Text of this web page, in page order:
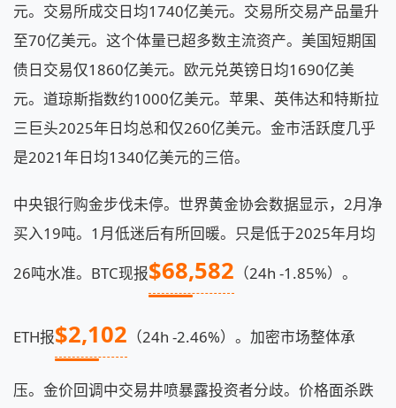
元。交易所成交日均1740亿美元。交易所交易产品量升
至70亿美元。这个体量已超多数主流资产。美国短期国
债日交易仅1860亿美元。欧元兑英镑日均1690亿美
元。道琼斯指数约1000亿美元。苹果、英伟达和特斯拉
三巨头2025年日均总和仅260亿美元。金市活跃度几乎
是2021年日均1340亿美元的三倍。
中央银行购金步伐未停。世界黄金协会数据显示，2月净
买入19吨。1月低迷后有所回暖。只是低于2025年月均
26吨水准。BTC现报$68,582 （24h -1.85%）。
ETH报$2,102 （24h -2.46%）。加密市场整体承
压。金价回调中交易井喷暴露投资者分歧。价格面杀跌